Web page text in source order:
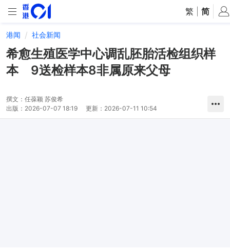
繁 简
港闻 社会新闻
希愈生殖医学中心调乱胚胎活检组织样
本 9送检样本8非属原来父母
撰文： 任葆颖 苏俊希
出版： 2026-07-07 18:19 更新： 2026-07-11 10:54